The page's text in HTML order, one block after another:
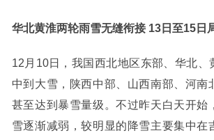
华北黄淮两轮雨雪无缝衔接 13日至15日
12月10日，我国西北地区东部、华北、
中到大雪，陕西中部、山西南部、河南
甚至达到暴雪量级。不过昨天白天开始
雪逐渐减弱，较明显的降雪主要集中在